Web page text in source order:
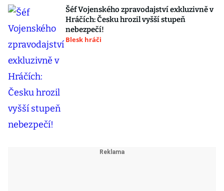
Šéf Vojenského zpravodajství exkluzivně v
Hráčích: Česku hrozil vyšší stupeň
nebezpečí!
Blesk hráči